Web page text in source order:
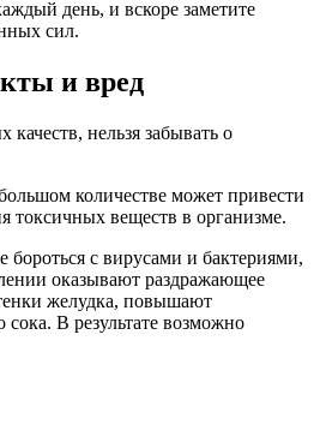
день, и вскоре заметите
сил.
и вред
нельзя забывать о
количестве может привести
веществ в организме.
с вирусами и бактериями,
оказывают раздражающее
желудка, повышают
сока. В результате возможно